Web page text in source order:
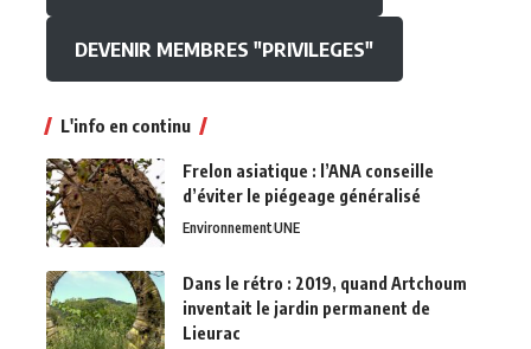
DEVENIR MEMBRES "PRIVILEGES"
L'info en continu
Frelon asiatique : l’ANA conseille
d’éviter le piégeage généralisé
EnvironnementUNE
Dans le rétro : 2019, quand Artchoum
inventait le jardin permanent de
Lieurac